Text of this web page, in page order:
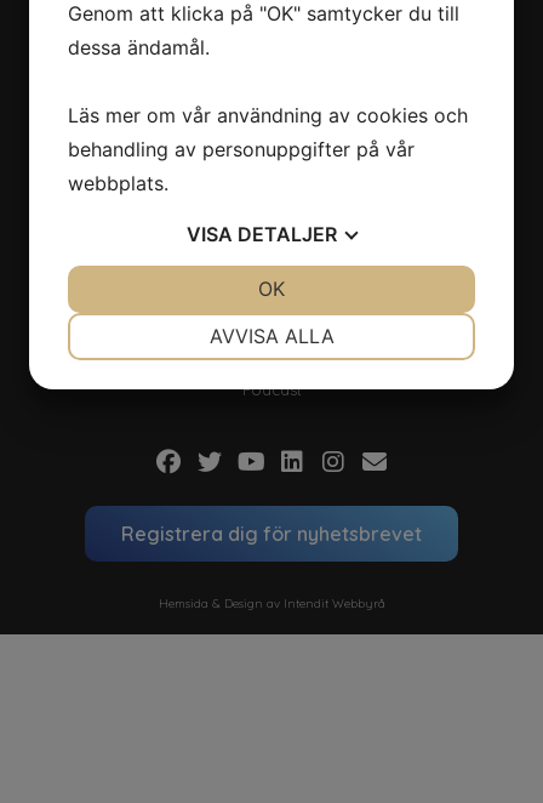
Nerladdningar
Rapporter
Logga
Aktuellt
Seminarier
Nyhetsbrev
Intervjuer
Podcast
Registrera dig för nyhetsbrevet
Hemsida & Design av Intendit Webbyrå
Genom att klicka på "OK" samtycker du till
dessa ändamål.
Läs mer om vår användning av cookies och
behandling av personuppgifter på vår
webbplats.
VISA DETALJER
AVVISA ALLA
OK